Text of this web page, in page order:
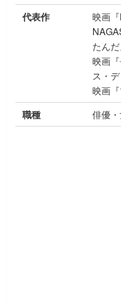
代表作
映画
たんだ
映画
ス・
映画
職種
俳優